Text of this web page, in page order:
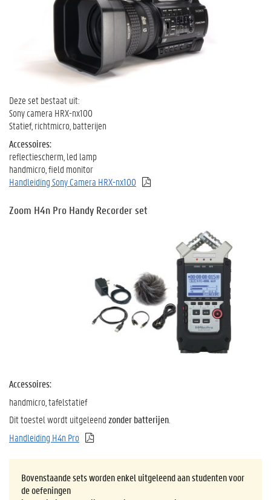
Deze set bestaat uit:
Sony camera HRX-nx100
Statief, richtmicro, batterijen
Accessoires:
reflectiescherm, led lamp
handmicro, field monitor
Handleiding Sony Camera HRX-nx100
Zoom H4n Pro Handy Recorder set
Accessoires:
handmicro, tafelstatief
Dit toestel wordt uitgeleendzonder batterijen.
Handleiding H4n Pro
Bovenstaande sets worden enkel uitgeleend aan studenten voor
de oefeningen